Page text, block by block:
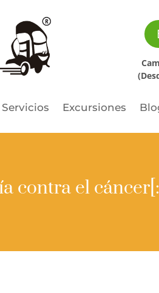
Servicios Excursiones
contra el cáncer[:]